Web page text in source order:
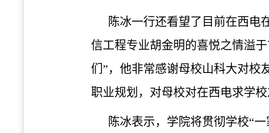
陈冰一行还看望了目前在西电
信工程专业胡金明的喜悦之情溢
们”，他非常感谢母校山科大对校
职业规划，对母校对在西电求学
陈冰表示，学院将贯彻学校“